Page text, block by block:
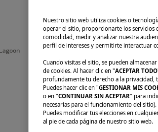
Nuestro sitio web utiliza cookies o
operar el sitio, proporcionarte los servicios
comodidad, medir y analizar nuestra
perfil de intereses y permitirte interactuar
Cuando visitas el sitio, se pueden
de cookies. Al hacer clic en "ACEPTAR TODO
profundamente tu derecho a la
Puedes hacer clic en "GESTIONAR MIS
o en "CONTINUAR SIN ACEPTAR" para
necesarias para el funcionamiento del sitio).
Puedes modificar tus elecciones en
al pie de cada página de nuestro sitio web.